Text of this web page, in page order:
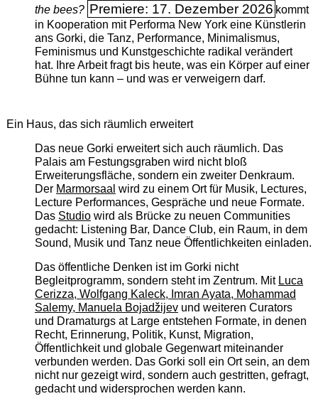
the bees? Premiere: 17. Dezember 2026 kommt
in Kooperation mit Performa New York eine Künstlerin
ans Gorki, die Tanz, Performance, Minimalismus,
Feminismus und Kunstgeschichte radikal verändert
hat. Ihre Arbeit fragt bis heute, was ein Körper auf einer
Bühne tun kann – und was er verweigern darf.
Ein Haus, das sich räumlich erweitert
Das neue Gorki erweitert sich auch räumlich. Das
Palais am Festungsgraben wird nicht bloß
Erweiterungsfläche, sondern ein zweiter Denkraum.
Der Marmorsaal wird zu einem Ort für Musik, Lectures,
Lecture Performances, Gespräche und neue Formate.
Das Studiowird als Brücke zu neuen Communities
gedacht: Listening Bar, Dance Club, ein Raum, in dem
Sound, Musik und Tanz neue Öffentlichkeiten einladen.
Das öffentliche Denken ist im Gorki nicht
Begleitprogramm, sondern steht im Zentrum. Mit Luca
Cerizza, Wolfgang Kaleck, Imran Ayata, Mohammad
Salemy, Manuela Bojadžijevund weiteren Curators
und Dramaturgs at Large entstehen Formate, in denen
Recht, Erinnerung, Politik, Kunst, Migration,
Öffentlichkeit und globale Gegenwart miteinander
verbunden werden. Das Gorki soll ein Ort sein, an dem
nicht nur gezeigt wird, sondern auch gestritten, gefragt,
gedacht und widersprochen werden kann.